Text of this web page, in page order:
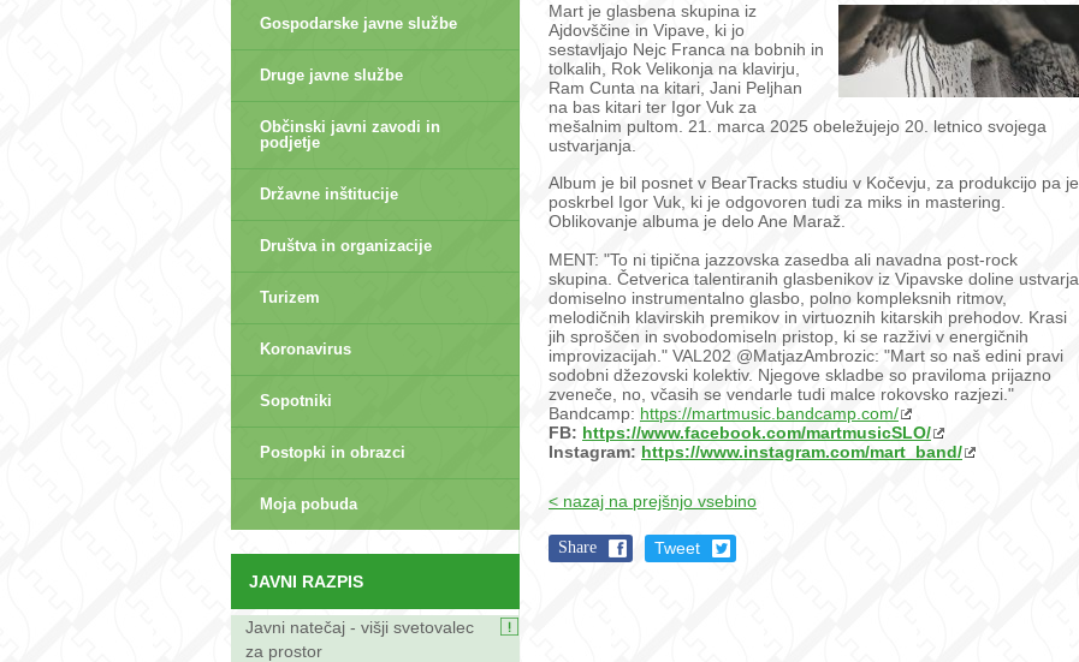
Gospodarske javne službe
Druge javne službe
Občinski javni zavodi in
podjetje
Državne inštitucije
Društva in organizacije
Turizem
Koronavirus
Sopotniki
Postopki in obrazci
Moja pobuda
JAVNI RAZPIS
Javni natečaj - višji svetovalec
za prostor
Mart je glasbena skupina iz
Ajdovščine in Vipave, ki jo
sestavljajo Nejc Franca na bobnih in
tolkalih, Rok Velikonja na klavirju,
Ram Cunta na kitari, Jani Peljhan
na bas kitari ter Igor Vuk za
mešalnim pultom. 21. marca 2025 obeležujejo 20. letnico svojega
ustvarjanja.
Album je bil posnet v BearTracks studiu v Kočevju, za produkcijo pa je
poskrbel Igor Vuk, ki je odgovoren tudi za miks in mastering.
Oblikovanje albuma je delo Ane Maraž.
MENT: "To ni tipična jazzovska zasedba ali navadna post-rock
skupina. Četverica talentiranih glasbenikov iz Vipavske doline ustvarja
domiselno instrumentalno glasbo, polno kompleksnih ritmov,
melodičnih klavirskih premikov in virtuoznih kitarskih prehodov. Krasi
jih sproščen in svobodomiseln pristop, ki se razživi v energičnih
improvizacijah." VAL202 @MatjazAmbrozic: "Mart so naš edini pravi
sodobni džezovski kolektiv. Njegove skladbe so praviloma prijazno
zveneče, no, včasih se vendarle tudi malce rokovsko razjezi."
Bandcamp: https://martmusic.bandcamp.com/
FB: https://www.facebook.com/martmusicSLO/
Instagram: https://www.instagram.com/mart_band/
< nazaj na prejšnjo vsebino
Share Tweet